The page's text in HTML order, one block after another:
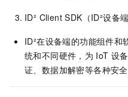
ID² Client SDK（ID²设备端
ID²在设备端的功能组件和
统和不同硬件，为 IoT 设
证、数据加解密等各种安全